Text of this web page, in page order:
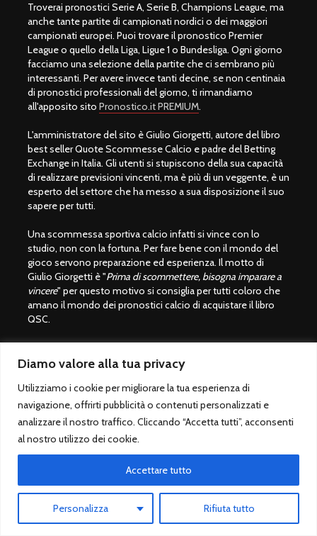
Diamo valore alla tua privacy
Utilizziamo i cookie per migliorare la tua esperienza di
navigazione, offrirti pubblicità o contenuti personalizzati e
analizzare il nostro traffico. Cliccando “Accetta tutti”, acconsenti
al nostro utilizzo dei cookie.
Personalizza Rifiuta tutto
Accettare tutto
Troverai pronostici Serie A, Serie B, Champions League, ma
anche tante partite di campionati nordici o dei maggiori
campionati europei. Puoi trovare il pronostico Premier
League o quello della Liga, Ligue 1 o Bundesliga. Ogni giorno
facciamo una selezione della partite che ci sembrano più
interessanti. Per avere invece tanti decine, se non centinaia
di pronostici professionali del giorno, ti rimandiamo
all'apposito sito Pronostico.it PREMIUM.
L'amministratore del sito è Giulio Giorgetti, autore del libro
best seller Quote Scommesse Calcio e padre del Betting
Exchange in Italia. Gli utenti si stupiscono della sua capacità
di realizzare previsioni vincenti, ma è più di un veggente, è un
esperto del settore che ha messo a sua disposizione il suo
sapere per tutti.
Una scommessa sportiva calcio infatti si vince con lo
studio, non con la fortuna. Per fare bene con il mondo del
gioco servono preparazione ed esperienza. Il motto di
Giulio Giorgetti è "Prima di scommettere, bisogna imparare a
vincere" per questo motivo si consiglia per tutti coloro che
amano il mondo dei pronostici calcio di acquistare il libro
QSC.
divertimento con QuoteScommesseCalcio.com.
Giocare con moderazione
Giocare solo su siti legali autorizzati dallo Stato italiano
Lista bookmaker scommesse legali
Pronostico.it